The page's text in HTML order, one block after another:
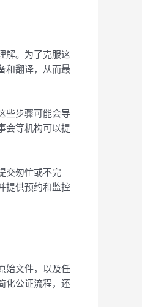
解。为了克服这
和翻译，从而最
些步骤可能会导
会等机构可以提
交匆忙或不完
提供预约和监控
始文件，以及任
化公证流程，还